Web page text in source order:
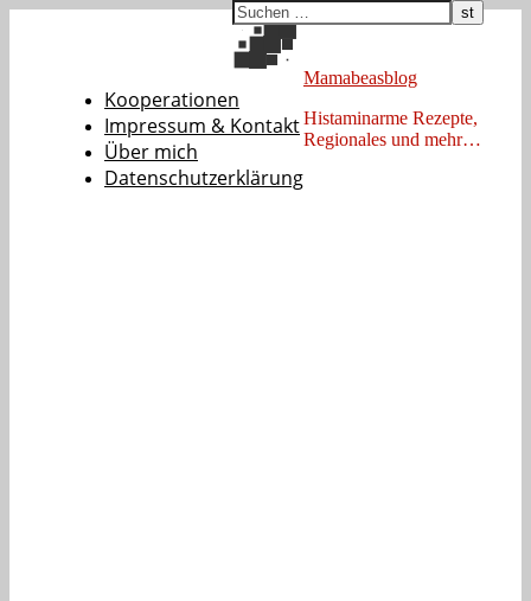
Kooperationen
Impressum & Kontakt
Über mich
Datenschutzerklärung
Mamabeasblog
Histaminarme Rezepte,
Regionales und mehr…